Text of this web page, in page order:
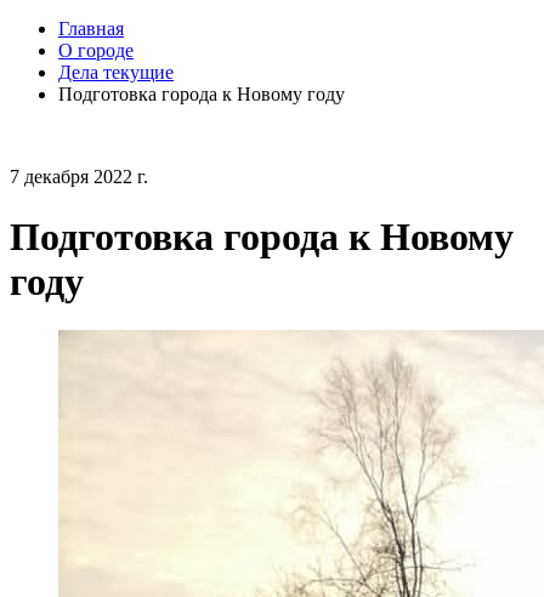
Главная
О городе
Дела текущие
Подготовка города к Новому году
7 декабря 2022 г.
Подготовка города к Новому
году